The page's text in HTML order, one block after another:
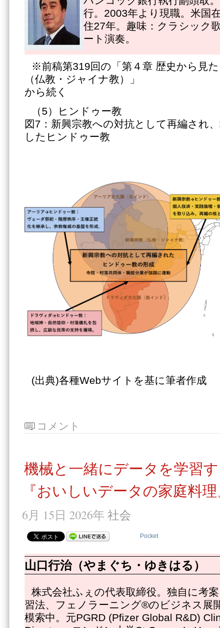
行。2003年より現職。米国
住27年。趣味：クラシック
ート演奏。
※前稿第319回の「第４章 歴史から見
（仏教・ジャイナ教）」
から続く
（5）ヒンドゥー教
図7：新興宗教への対抗として再編され
したヒンドゥー教
(出典)各種Webサイトを基に筆者作成
コメント
機械と一緒にデータを学習
『おいしいデータの家庭料
6月 15日 2026年 社会
Pocket
山口行治（やまぐち・ゆきはる）
株式会社ふぇの代表取締役。独自に考
習法、フェノラーニング®のビジネス展
模索中。元PGRD (Pfizer Global R&D)